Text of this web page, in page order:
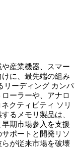
産業機器、スマー
に、最先端の組み
リーディング カンパ
ーラーや、アナロ
クティビティ ソリ
るメモリ製品は、
期市場参入を支援
ポートと開発リソ
が従来市場を破壊